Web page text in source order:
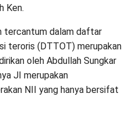
Ken.
tercantum dalam daftar
teroris (DTTOT) merupakan
oleh Abdullah Sungkar
JI merupakan
NII yang hanya bersifat